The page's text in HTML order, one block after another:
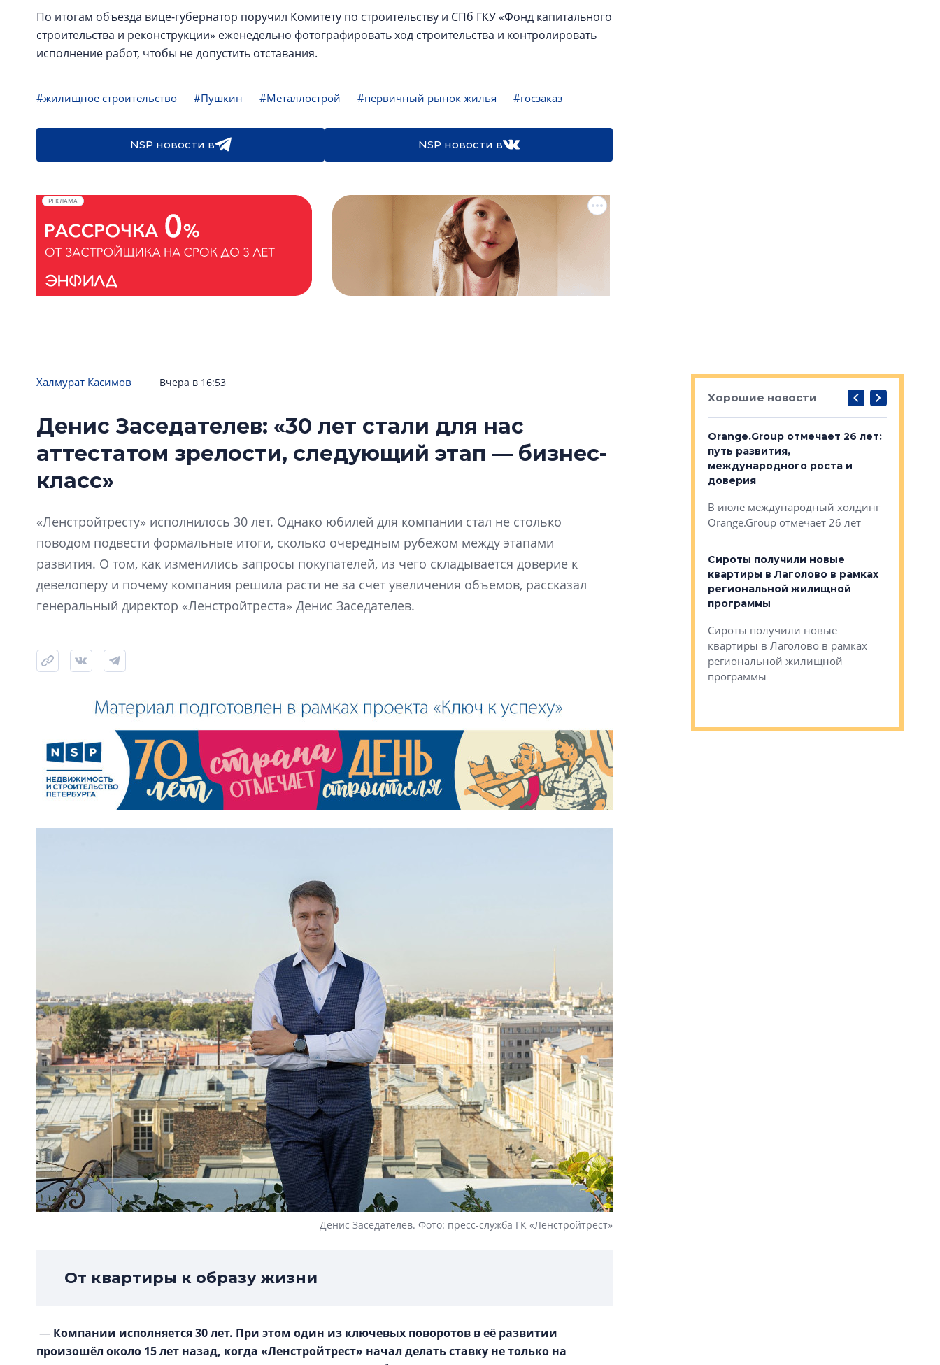
По итогам объезда вице-губернатор поручил Комитету по строительству и СПб ГКУ «Фонд капитального
строительства и реконструкции» еженедельно фотографировать ход строительства и контролировать
исполнение работ, чтобы не допустить отставания.
#жилищное строительство #Пушкин #Металлострой #первичный рынок жилья #госзаказ
NSP новости в NSP новости в
РЕКЛАМА
Халмурат Касимов Вчера в 16:53
Денис Заседателев: «30 лет стали для нас
аттестатом зрелости, следующий этап — бизнес-
класс»
«Ленстройтресту» исполнилось 30 лет. Однако юбилей для компании стал не столько
поводом подвести формальные итоги, сколько очередным рубежом между этапами
развития. О том, как изменились запросы покупателей, из чего складывается доверие к
девелоперу и почему компания решила расти не за счет увеличения объемов, рассказал
генеральный директор «Ленстройтреста» Денис Заседателев.
Денис Заседателев. Фото: пресс-служба ГК «Ленстройтрест»
От квартиры к образу жизни
— Компании исполняется 30 лет. При этом один из ключевых поворотов в её развитии
произошёл около 15 лет назад, когда «Ленстройтрест» начал делать ставку не только на
Хорошие новости
лучших поющих строителей
строить и жить помогает»
В Красногвардейском районе
Петербурга появился еще
один центр совмещенного
Orange.Group отмечает 26 лет:
путь развития,
международного роста и
доверия
В июле международный холдинг
Orange.Group отмечает 26 лет
Сироты получили новые
квартиры в Лаголово в рамках
региональной жилищной
программы
Сироты получили новые
квартиры в Лаголово в рамках
региональной жилищной
программы